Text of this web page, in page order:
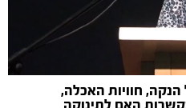
חוויות האכלה,
האם לתינוקה